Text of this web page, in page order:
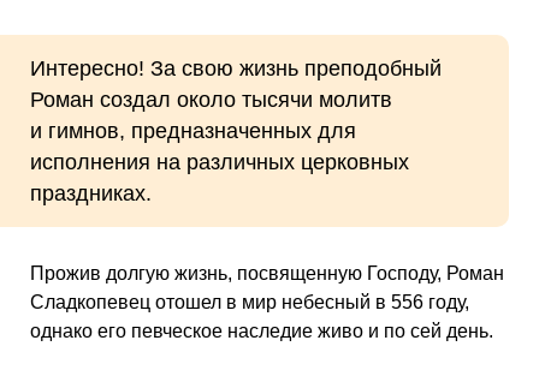
Интересно! За свою жизнь преподобный
Роман создал около тысячи молитв
и гимнов, предназначенных для
исполнения на различных церковных
праздниках.
Прожив долгую жизнь, посвященную Господу, Роман
Сладкопевец отошел в мир небесный в 556 году,
однако его певческое наследие живо и по сей день.